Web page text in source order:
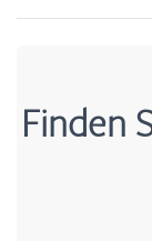
Finden